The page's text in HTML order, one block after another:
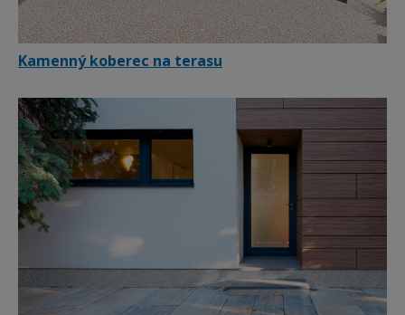
Kamenný koberec na terasu